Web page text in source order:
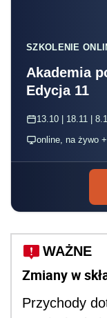
SZKOLENIE
Akademia
Edycja 11
13.10 | 18.11 |
online, na żywo
WAŻNE
Zmiany w
Przychody